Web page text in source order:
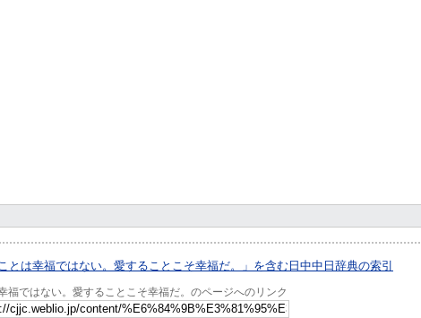
とは幸福ではない。愛することこそ幸福だ。」を含む日中中日辞典の索引
福ではない。愛することこそ幸福だ。のページへのリンク